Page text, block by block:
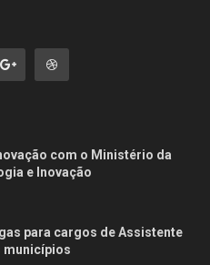
com o Ministério da
e Inovação
para cargos de Assistente
municípios